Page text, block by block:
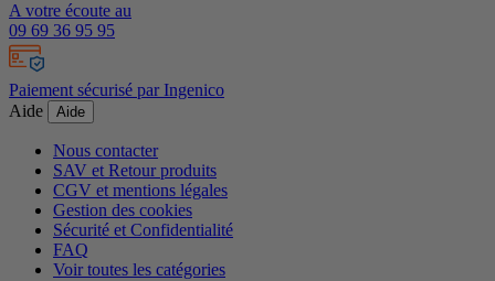
A votre écoute au
09 69 36 95 95
Paiement sécurisé par Ingenico
Aide
Aide
Nous contacter
SAV et Retour produits
CGV et mentions légales
Gestion des cookies
Sécurité et Confidentialité
FAQ
Voir toutes les catégories